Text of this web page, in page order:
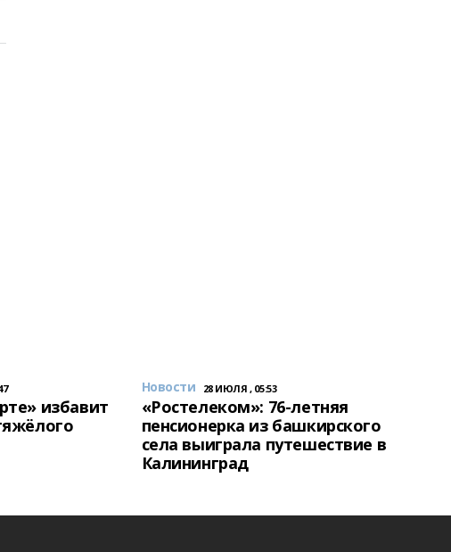
избавит
Новости 28 ИЮЛЯ , 05:53
«Ростелеком»: 76-летняя
пенсионерка из башкирского
села выиграла путешествие в
Калининград